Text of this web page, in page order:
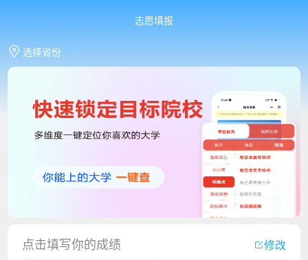
志愿填报
选择省份
点击填写你的成绩 修改